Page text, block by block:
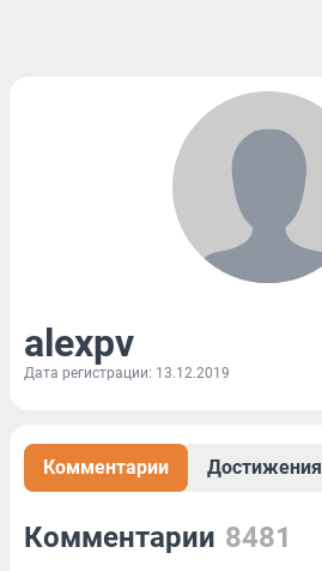
alexpv
Дата регистрации: 13.12.2019
Комментарии Достижения
Комментарии 8481